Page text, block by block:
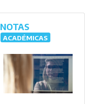
NOTAS
ACADÉMICAS